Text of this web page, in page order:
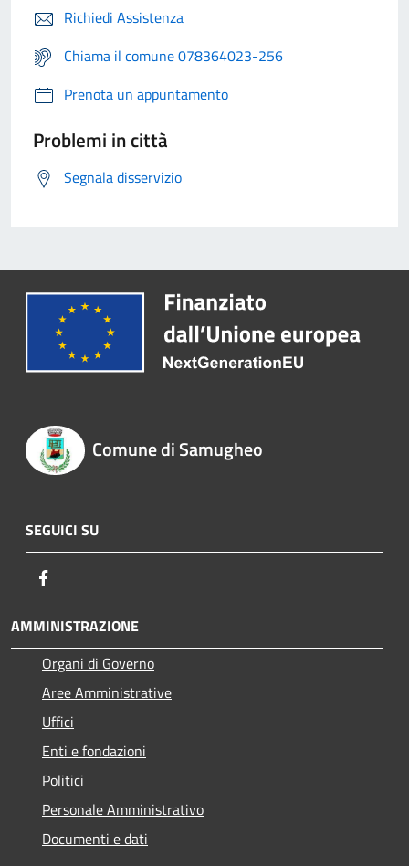
Richiedi Assistenza
Chiama il comune 078364023-256
Prenota un appuntamento
Problemi in città
Segnala disservizio
Comune di Samugheo
SEGUICI SU
AMMINISTRAZIONE
Organi di Governo
Aree Amministrative
Uffici
Enti e fondazioni
Politici
Personale Amministrativo
Documenti e dati